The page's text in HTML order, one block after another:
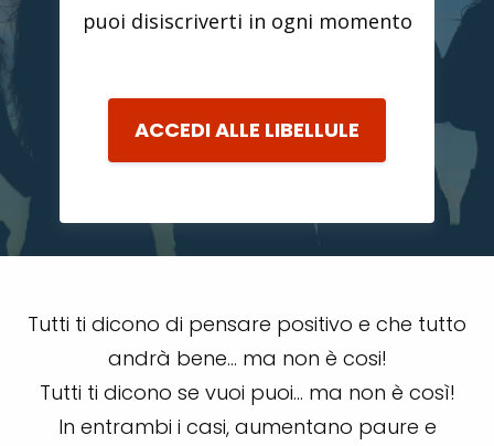
puoi disiscriverti in ogni momento
ACCEDI ALLE LIBELLULE
Tutti ti dicono di pensare positivo e che tutto
andrà bene… ma non è cosi!
Tutti ti dicono se vuoi puoi… ma non è così!
In entrambi i casi, aumentano paure e